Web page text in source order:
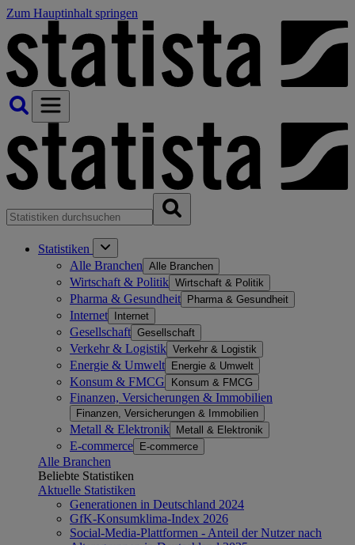
Zum Hauptinhalt springen
Statistiken
Alle Branchen Alle Branchen
Wirtschaft & Politik Wirtschaft & Politik
Pharma & Gesundheit Pharma & Gesundheit
Internet Internet
Gesellschaft Gesellschaft
Verkehr & Logistik Verkehr & Logistik
Energie & Umwelt Energie & Umwelt
Konsum & FMCG Konsum & FMCG
Finanzen, Versicherungen & Immobilien
Finanzen, Versicherungen & Immobilien
Metall & Elektronik Metall & Elektronik
E-commerce E-commerce
Alle Branchen
Beliebte Statistiken
Aktuelle Statistiken
Generationen in Deutschland 2024
GfK-Konsumklima-Index 2026
Social-Media-Plattformen - Anteil der Nutzer nach